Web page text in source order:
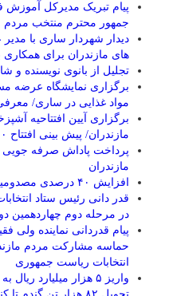
پیام تبریک مدیرکل آموزش
جمهور محترم منتخب مردم
دیدار شهردار ساری با
های مازندران برای همکاری
تجلیل از بانوی نویسنده و
برگزاری نمایشگاه عرضه
مواد غذایی در ساری/ معرفی
برگزاری آیین افتتاحیه
مازندران/ پیش بینی افتتاح ۱۰۰۰ آشپزخانه در استان
مازندران
افزایش ۴۰ درصدی مصدومین ناشی از سگ گرفتگی در مازندران
قدر دانی رئیس ستاد
در مرحله دوم چهاردهمین
پیام قدردانی نماینده ولی
حماسه مشارکت مردم
انتخابات ریاست جمهوری
واریز ۵ هزار میلیارد